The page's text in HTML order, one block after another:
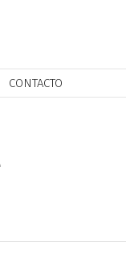
CONTACTO